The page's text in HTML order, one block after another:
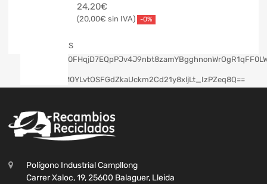
24,20€
20,00€ -0%
Polígono Industrial Campllong
Carrer Xaloc, 19, 25600 Balaguer, Lleida